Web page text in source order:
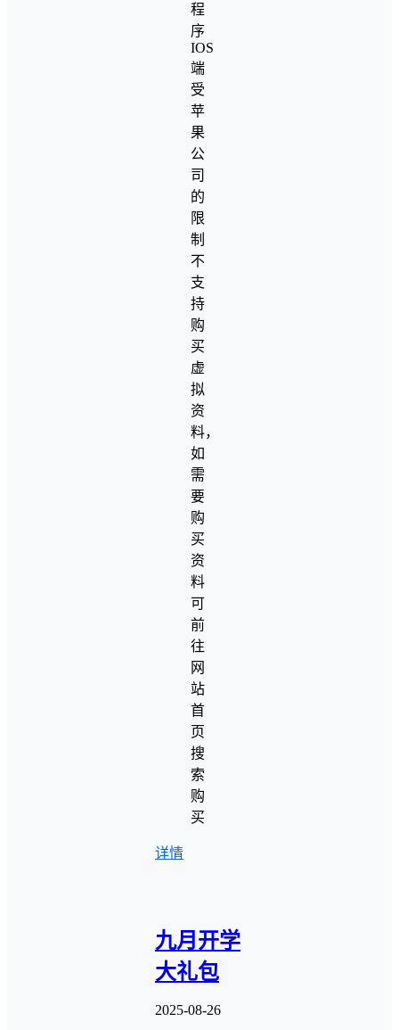
程
序
IOS
端
受
苹
果
公
司
的
限
制
不
支
持
购
买
虚
拟
资
料，
如
需
要
购
买
资
料
可
前
往
网
站
首
页
搜
索
购
买
详情
九月开学
大礼包
2025-08-26